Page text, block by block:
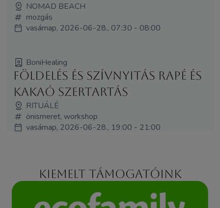
NOMAD BEACH
mozgás
vasárnap, 2026-06-28., 07:30 - 08:00
BoniHealing
Földelés és Szívnyitás Rapé és
Kakaó Szertartás
RITUÁLÉ
önismeret, workshop
vasárnap, 2026-06-28., 19:00 - 21:00
Kiemelt támogatóink